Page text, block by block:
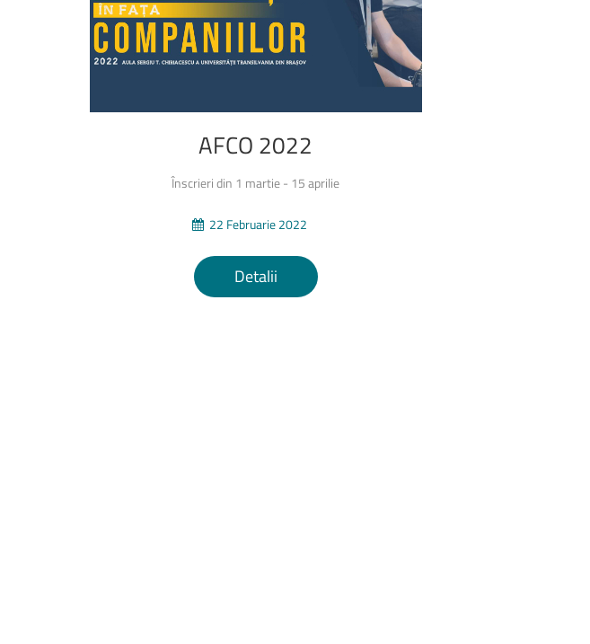
Absolvenți înFața
Companiilor– 2026
14 mai 2026, Aula „Sergiu T.
AFCO 2022
Înscrieri din 1 martie - 15 aprilie
22 Februarie 2022
Detalii